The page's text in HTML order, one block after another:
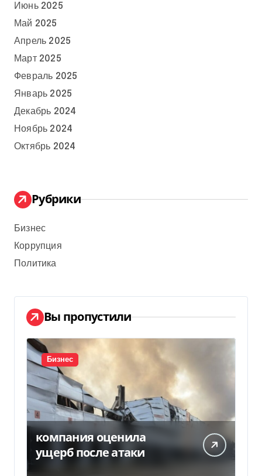
Июнь 2025
Май 2025
Апрель 2025
Март 2025
Февраль 2025
Январь 2025
Декабрь 2024
Ноябрь 2024
Октябрь 2024
Рубрики
Бизнес
Коррупция
Политика
Вы пропустили
Бизнес
компания оценила
ущерб после атаки